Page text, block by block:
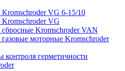
VG 6-15/10
VG
Kromschroder VAN
моторные Kromschroder
контроля герметичности